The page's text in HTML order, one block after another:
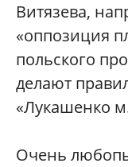
Витязева,
«оппозиция
польского
делают
«Лукашенко
Очень